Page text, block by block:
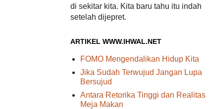
di sekitar kita. Kita baru tahu itu indah
setelah dijepret.
ARTIKEL WWW.IHWAL.NET
FOMO Mengendalikan Hidup Kita
Jika Sudah Terwujud Jangan Lupa
Bersujud
Antara Retorika Tinggi dan Realitas
Meja Makan